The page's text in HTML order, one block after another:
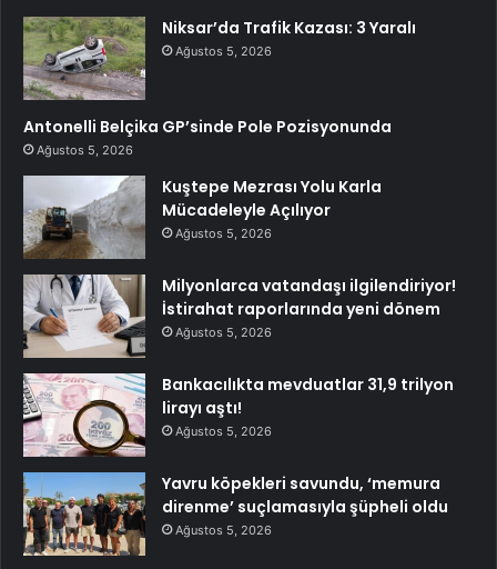
Niksar’da Trafik Kazası: 3 Yaralı
Ağustos 5, 2026
Antonelli Belçika GP’sinde Pole Pozisyonunda
Ağustos 5, 2026
Kuştepe Mezrası Yolu Karla
Mücadeleyle Açılıyor
Ağustos 5, 2026
Milyonlarca vatandaşı ilgilendiriyor!
İstirahat raporlarında yeni dönem
Ağustos 5, 2026
Bankacılıkta mevduatlar 31,9 trilyon
lirayı aştı!
Ağustos 5, 2026
Yavru köpekleri savundu, ‘memura
direnme’ suçlamasıyla şüpheli oldu
Ağustos 5, 2026